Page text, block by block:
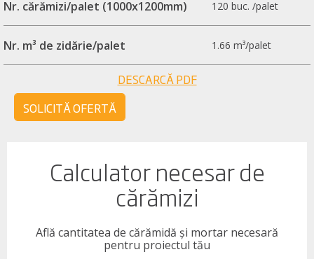
Nr. cărămizi/palet (1000x1200mm) 120 buc. /palet
Nr. m³ de zidărie/palet 1.66 m³/palet
DESCARCĂ PDF
SOLICITĂ OFERTĂ
Calculator necesar de
cărămizi
Află cantitatea de cărămidă și mortar necesară
pentru proiectul tău